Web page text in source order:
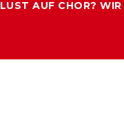
LUST AUF CHOR?